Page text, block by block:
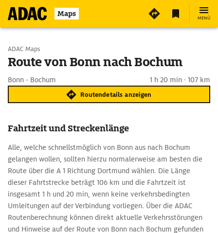
Maps MENÜ
Start wählen
ADAC Maps
Route von Bonn nach Bochum
Bonn - Bochum 1 h 20 min · 107 km
Routendetails anzeigen
Fahrtzeit und Streckenlänge
Alle, welche schnellstmöglich von Bonn aus nach Bochum
gelangen wollen, sollten hierzu normalerweise am besten die
Route über die A 1 Richtung Dortmund wählen. Die Länge
dieser Fahrtstrecke beträgt 106 km und die Fahrtzeit ist
insgesamt 1 h und 20 min, wenn keine verkehrsbedingten
Umleitungen auf der Verbindung vorliegen. Über die ADAC
Routenberechnung können direkt aktuelle Verkehrsstörungen
und Hinweise auf der Route von Bonn nach Bochum gefunden